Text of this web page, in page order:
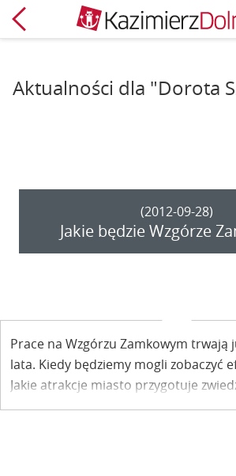
Powrót
Aktualności dla "Dorota
(2012-09-28)
Jakie będzie Wzgórze
Prace na Wzgórzu Zamkowym trwają
lata. Kiedy będziemy mogli zobaczyć
Jakie atrakcje miasto przygotuje